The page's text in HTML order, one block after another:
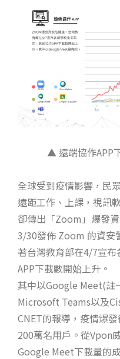
▲ 遠端協作APP
全球受到疫情影響，民
遠距工作、上課，視訊
卻傳出「Zoom」爆發
3/30發佈 Zoom 的資安
著台灣教育部在4/7宣
APP下載數開始上升。
其中以Google Meet(註
Microsoft Teams以及
CNET的報導，疫情爆
200萬名用戶。從Vpon
Google Meet下載量的